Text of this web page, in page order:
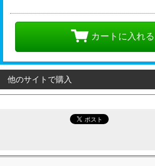
カートに入れる
他のサイトで購入